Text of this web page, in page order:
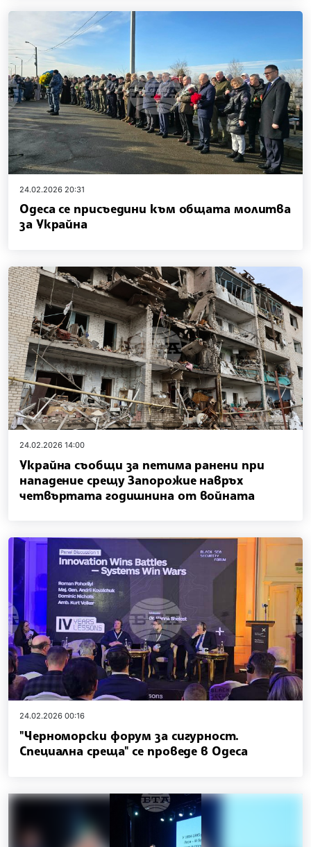
24.02.2026 20:31
Одеса се присъедини към общата молитва
за Украйна
24.02.2026 14:00
Украйна съобщи за петима ранени при
нападение срещу Запорожие навръх
четвъртата годишнина от войната
24.02.2026 00:16
"Черноморски форум за сигурност.
Специална среща" се проведе в Одеса